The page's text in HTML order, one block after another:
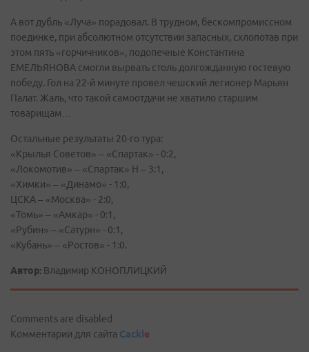
А вот дубль «Луча» порадовал. В трудном, бескомпромиссном
поединке, при абсолютном отсутствии запасных, схлопотав при
этом пять «горчичников», подопечные Константина
ЕМЕЛЬЯНОВА смогли вырвать столь долгожданную гостевую
победу. Гол на 22-й минуте провел чешский легионер Марьян
Палат. Жаль, что такой самоотдачи не хватило старшим
товарищам…
Остальные результаты 20-го тура:
«Крылья Советов» – «Спартак» - 0:2,
«Локомотив» – «Спартак» Н – 3:1,
«Химки» – «Динамо» - 1:0,
ЦСКА – «Москва» - 2:0,
«Томь» – «Амкар» - 0:1,
«Рубин» – «Сатурн» - 0:1,
«Кубань» – «Ростов» - 1:0.
Автор: Владимир КОНОПЛИЦКИЙ
Comments are disabled
Комментарии для сайта Cackle